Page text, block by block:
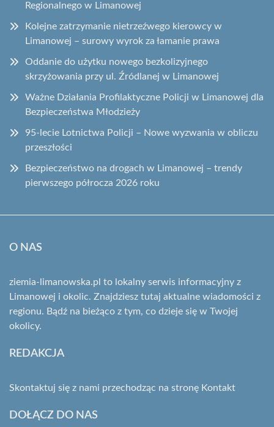
Regionalnego w Limanowej
Kolejne zatrzymanie nietrzeźwego kierowcy w
Limanowej – surowy wyrok za łamanie prawa
Oddanie do użytku nowego bezkolizyjnego
skrzyżowania przy ul. Źródlanej w Limanowej
Ważne Działania Profilaktyczne Policji w Limanowej dla
Bezpieczeństwa Młodzieży
95-lecie Lotnictwa Policji – Nowe wyzwania w obliczu
przeszłości
Bezpieczeństwo na drogach w Limanowej – trendy
pierwszego półrocza 2026 roku
O NAS
ziemia-limanowska.pl to lokalny serwis informacyjny z
Limanowej i okolic. Znajdziesz tutaj aktualne wiadomości z
regionu. Bądź na bieżąco z tym, co dzieje się w Twojej
okolicy.
REDAKCJA
Skontaktuj się z nami przechodząc na stronę Kontakt
DOŁĄCZ DO NAS